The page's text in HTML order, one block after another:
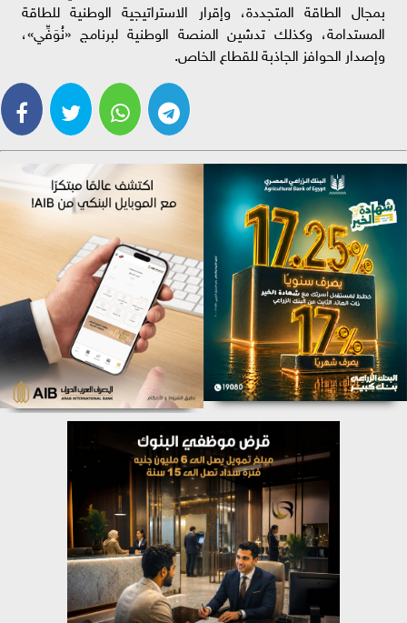
بمجال الطاقة المتجددة، وإقرار الاستراتيجية الوطنية للطاقة
المستدامة، وكذلك تدشين المنصة الوطنية لبرنامج «نُوَفِّي»،
وإصدار الحوافز الجاذبة للقطاع الخاص.